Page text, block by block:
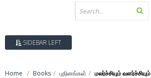
SIDEBAR LEFT
Home Books புதினங்கள் மலர்ச்சியும் வளர்ச்சியும்